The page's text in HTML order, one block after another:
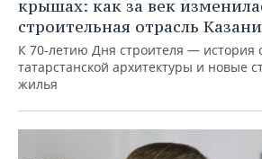
крышах: как за век
строительная отрасль Казани
К 70-летию Дня строителя — история
татарстанской архитектуры и новые
жилья